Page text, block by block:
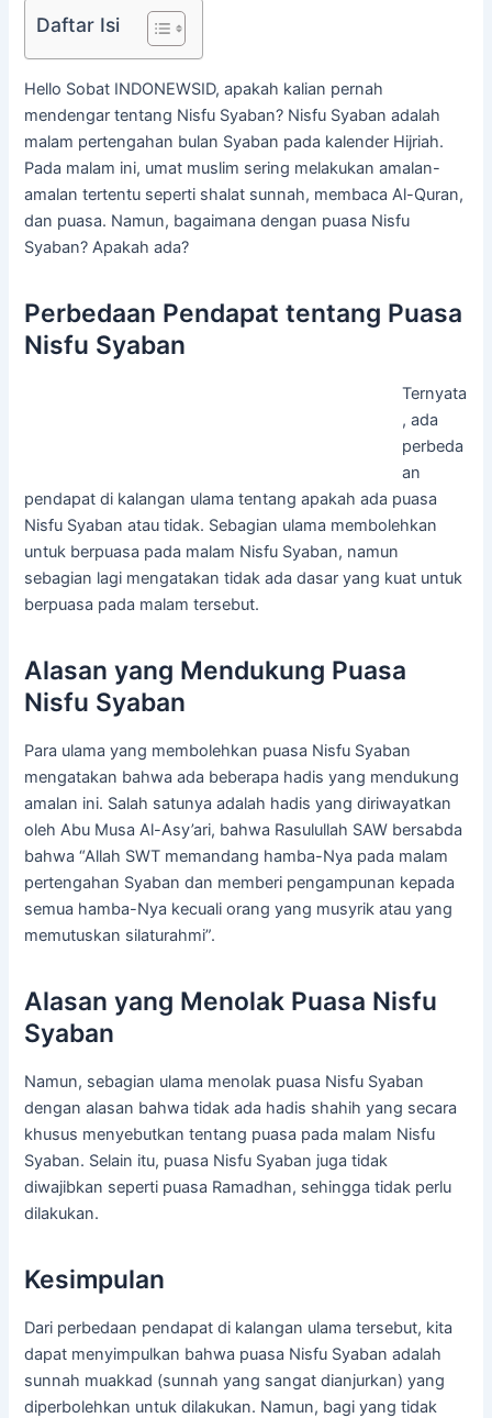
Daftar Isi
Hello Sobat INDONEWSID, apakah kalian pernah
mendengar tentang Nisfu Syaban? Nisfu Syaban adalah
malam pertengahan bulan Syaban pada kalender Hijriah.
Pada malam ini, umat muslim sering melakukan amalan-
amalan tertentu seperti shalat sunnah, membaca Al-Quran,
dan puasa. Namun, bagaimana dengan puasa Nisfu
Syaban? Apakah ada?
Perbedaan Pendapat tentang Puasa
Nisfu Syaban
Ternyata
, ada
perbeda
an
pendapat di kalangan ulama tentang apakah ada puasa
Nisfu Syaban atau tidak. Sebagian ulama membolehkan
untuk berpuasa pada malam Nisfu Syaban, namun
sebagian lagi mengatakan tidak ada dasar yang kuat untuk
berpuasa pada malam tersebut.
Alasan yang Mendukung Puasa
Nisfu Syaban
Para ulama yang membolehkan puasa Nisfu Syaban
mengatakan bahwa ada beberapa hadis yang mendukung
amalan ini. Salah satunya adalah hadis yang diriwayatkan
oleh Abu Musa Al-Asy’ari, bahwa Rasulullah SAW bersabda
bahwa “Allah SWT memandang hamba-Nya pada malam
pertengahan Syaban dan memberi pengampunan kepada
semua hamba-Nya kecuali orang yang musyrik atau yang
memutuskan silaturahmi”.
Alasan yang Menolak Puasa Nisfu
Syaban
Namun, sebagian ulama menolak puasa Nisfu Syaban
dengan alasan bahwa tidak ada hadis shahih yang secara
khusus menyebutkan tentang puasa pada malam Nisfu
Syaban. Selain itu, puasa Nisfu Syaban juga tidak
diwajibkan seperti puasa Ramadhan, sehingga tidak perlu
dilakukan.
Kesimpulan
Dari perbedaan pendapat di kalangan ulama tersebut, kita
dapat menyimpulkan bahwa puasa Nisfu Syaban adalah
sunnah muakkad (sunnah yang sangat dianjurkan) yang
diperbolehkan untuk dilakukan. Namun, bagi yang tidak